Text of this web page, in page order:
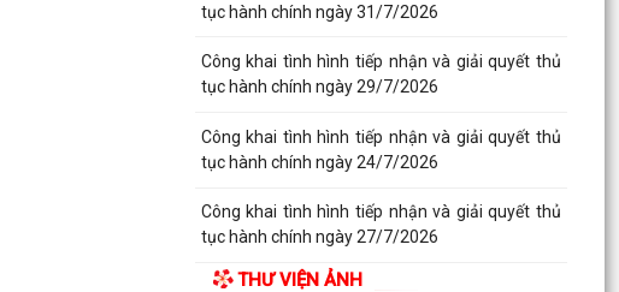
tục hành chính ngày 31/7/2026
Công khai tình hình tiếp nhận và giải quyết thủ
tục hành chính ngày 29/7/2026
Công khai tình hình tiếp nhận và giải quyết thủ
tục hành chính ngày 24/7/2026
Công khai tình hình tiếp nhận và giải quyết thủ
tục hành chính ngày 27/7/2026
THƯ VIỆN ẢNH